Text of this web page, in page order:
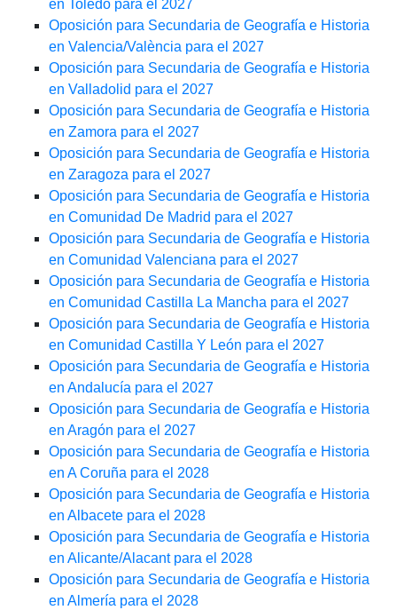
en Toledo para el 2027
Oposición para Secundaria de Geografía e Historia
en Valencia/València para el 2027
Oposición para Secundaria de Geografía e Historia
en Valladolid para el 2027
Oposición para Secundaria de Geografía e Historia
en Zamora para el 2027
Oposición para Secundaria de Geografía e Historia
en Zaragoza para el 2027
Oposición para Secundaria de Geografía e Historia
en Comunidad De Madrid para el 2027
Oposición para Secundaria de Geografía e Historia
en Comunidad Valenciana para el 2027
Oposición para Secundaria de Geografía e Historia
en Comunidad Castilla La Mancha para el 2027
Oposición para Secundaria de Geografía e Historia
en Comunidad Castilla Y León para el 2027
Oposición para Secundaria de Geografía e Historia
en Andalucía para el 2027
Oposición para Secundaria de Geografía e Historia
en Aragón para el 2027
Oposición para Secundaria de Geografía e Historia
en A Coruña para el 2028
Oposición para Secundaria de Geografía e Historia
en Albacete para el 2028
Oposición para Secundaria de Geografía e Historia
en Alicante/Alacant para el 2028
Oposición para Secundaria de Geografía e Historia
en Almería para el 2028